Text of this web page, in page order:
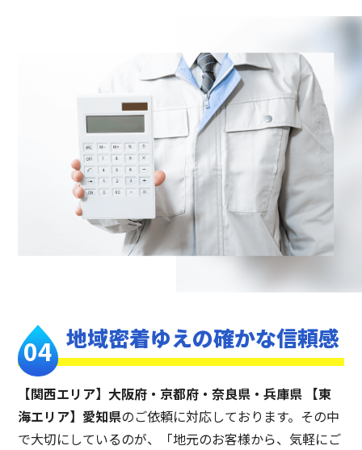
地域密着ゆえの確かな信頼感
【関西エリア】大阪府・京都府・奈良県・兵庫県 【東
海エリア】愛知県のご依頼に対応しております。その中
で大切にしているのが、「地元のお客様から、気軽にご